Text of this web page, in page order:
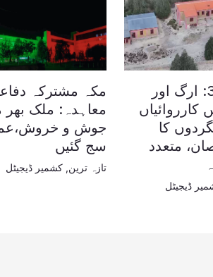
:ردالفتنہ3: ارگ اور
کارروائیاں
کا
متعدد
ڈیجیٹل
مکہ مشترکہ
معاہدہ: ملک بھر
جوش و
سج گئیں
تازہ ترین ,کشمیر ڈیجیٹل